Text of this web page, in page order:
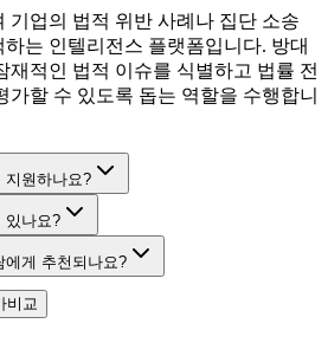
기업의 법적 위반 사례나 집단 소송
는 인텔리전스 플랫폼입니다. 방대
재적인 법적 이슈를 식별하고 법률 전
가할 수 있도록 돕는 역할을 수행합니
지원하나요?
있나요?
에게 추천되나요?
비교